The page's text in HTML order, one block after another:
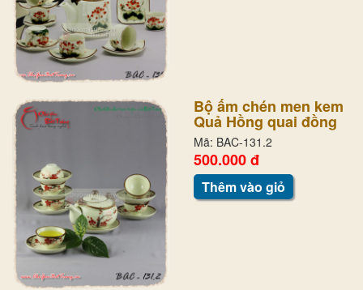
Bộ ấm chén men kem
Quả Hồng quai đồng
Mã: BAC-131.2
500.000 đ
Thêm vào giỏ